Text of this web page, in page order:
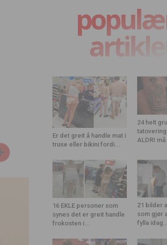
artikler
Er det greit å handle mat i
truse eller bikini fordi...
24 helt
ALDRI må
16 EKLE personer som
synes det er greit handle
frokosten i...
21 bilder
som gjør
fylla